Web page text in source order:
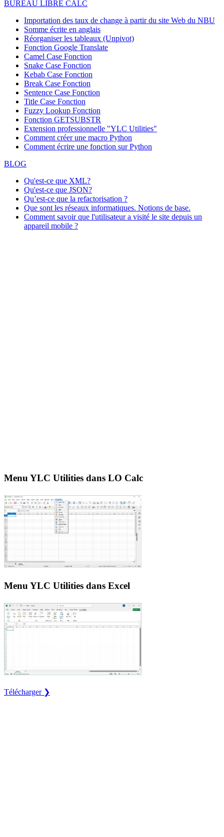
BUREAU LIBRE CALC
Importation des taux de change à partir du site Web du NBU
Somme écrite en anglais
Réorganiser les tableaux (Unpivot)
Fonction Google Translate
Camel Case Fonction
Snake Case Fonction
Kebab Case Fonction
Break Case Fonction
Sentence Case Fonction
Title Case Fonction
Fuzzy Lookup Fonction
Fonction GETSUBSTR
Extension professionnelle "YLC Utilities"
Comment créer une macro Python
Comment écrire une fonction sur Python
BLOG
Qu'est-ce que XML?
Qu'est-ce que JSON?
Qu’est-ce que la refactorisation ?
Que sont les réseaux informatiques. Notions de base.
Comment savoir que l'utilisateur a visité le site depuis un
appareil mobile ?
Menu YLC Utilities dans LO Calc
Menu YLC Utilities dans Excel
Télécharger ❯